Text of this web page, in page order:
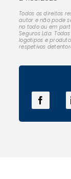
Todos os direitos
autor e não pode
no todo ou em
Seguros Lda.
logotipos e
respetivos